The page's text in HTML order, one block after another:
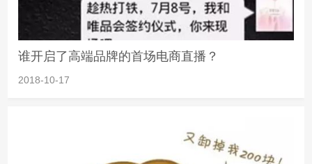
谁开启了高端品牌的首场电商直播？
2018-10-17